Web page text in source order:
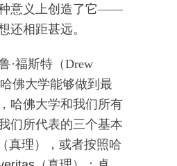
意义上创造了它——
还相距甚远。
·福斯特（Drew
佛大学能够做到最
哈佛大学和我们所有
们所代表的三个基本
真理），或者按照哈